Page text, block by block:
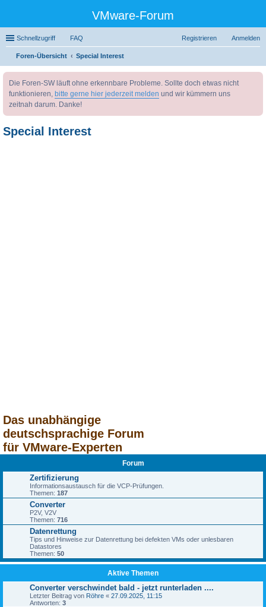
VMware-Forum
Schnellzugriff FAQ Anmelden
Registrieren
Foren-Übersicht
Special Interest
Die Foren-SW läuft ohne erkennbare Probleme. Sollte doch etwas nicht
funktionieren, bitte gerne hier jederzeit melden und wir kümmern uns
zeitnah darum. Danke!
Special Interest
Das unabhängige
deutschsprachige Forum
für VMware-Experten
Forum
Zertifizierung
Informationsaustausch für die VCP-Prüfungen.
Themen: 187
Converter
P2V, V2V
Themen: 716
Datenrettung
Tips und Hinweise zur Datenrettung bei defekten VMs oder unlesbaren
Datastores
Themen: 50
Aktive Themen
Converter verschwindet bald - jetzt runterladen ....
Letzter Beitrag von Röhre « 27.09.2025, 11:15
Antworten: 3